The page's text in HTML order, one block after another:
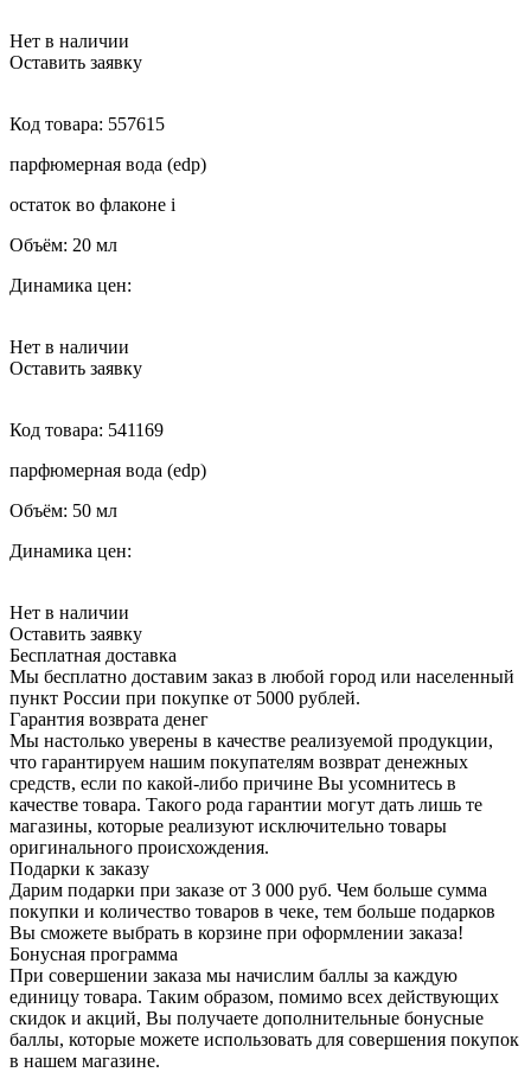
Нет в наличии
Оставить заявку
Код товара: 557615
парфюмерная вода (edp)
остаток во флаконе i
Объём: 20 мл
Динамика цен:
Нет в наличии
Оставить заявку
Код товара: 541169
парфюмерная вода (edp)
Объём: 50 мл
Динамика цен:
Нет в наличии
Оставить заявку
Бесплатная доставка
Мы бесплатно доставим заказ в любой город или населенный
пункт России при покупке от 5000 рублей.
Гарантия возврата денег
Мы настолько уверены в качестве реализуемой продукции,
что гарантируем нашим покупателям возврат денежных
средств, если по какой-либо причине Вы усомнитесь в
качестве товара. Такого рода гарантии могут дать лишь те
магазины, которые реализуют исключительно товары
оригинального происхождения.
Подарки к заказу
Дарим подарки при заказе от 3 000 руб. Чем больше сумма
покупки и количество товаров в чеке, тем больше подарков
Вы сможете выбрать в корзине при оформлении заказа!
Бонусная программа
При совершении заказа мы начислим баллы за каждую
единицу товара. Таким образом, помимо всех действующих
скидок и акций, Вы получаете дополнительные бонусные
баллы, которые можете использовать для совершения покупок
в нашем магазине.